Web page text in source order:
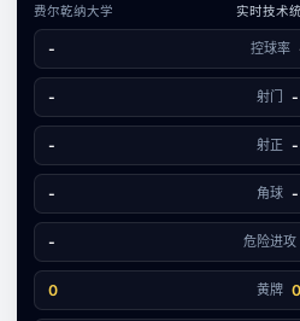
乌兹别克斯坦甲级联赛
费尔乾纳大学
2
数据视图
-
费尔乾纳大学 实时技术
- 控球率
- 射门 -
- 射正 -
- 角球 -
- 危险进攻
0 黄牌 0